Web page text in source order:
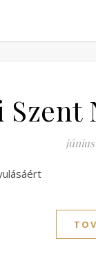
Szent
június